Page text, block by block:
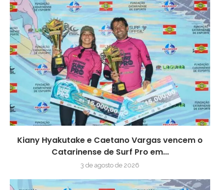
Kiany Hyakutake e Caetano Vargas vencem o
Catarinense de Surf Pro em...
3 de agosto de 2026